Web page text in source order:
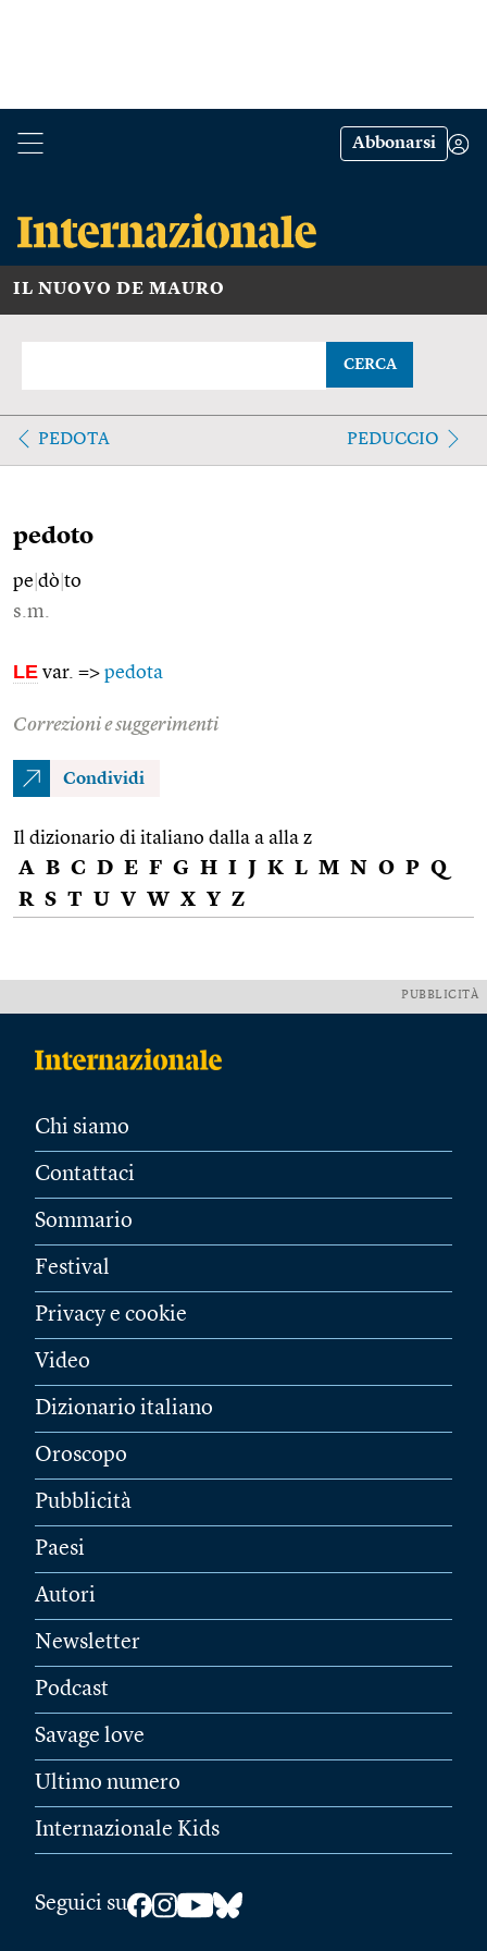
Abbonarsi
IL NUOVO DE MAURO
CERCA
PEDOTA PEDUCCIO
pedoto
pe dò to
s.m.
LE var. => pedota
Correzioni e suggerimenti
Condividi
Il dizionario di italiano dalla a alla z
A B C D E F G H I J K L M N O P Q
R S T U V W X Y Z
PUBBLICITÀ
Chi siamo
Contattaci
Sommario
Festival
Privacy e cookie
Video
Dizionario italiano
Oroscopo
Pubblicità
Paesi
Autori
Newsletter
Podcast
Savage love
Ultimo numero
Internazionale Kids
Seguici su